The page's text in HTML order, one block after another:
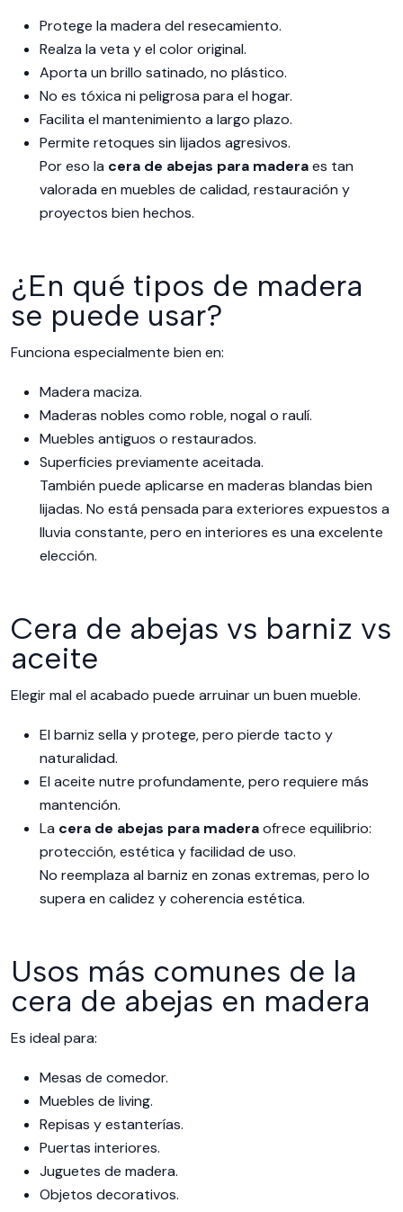
Protege la madera del resecamiento.
Realza la veta y el color original.
Aporta un brillo satinado, no plástico.
No es tóxica ni peligrosa para el hogar.
Facilita el mantenimiento a largo plazo.
Permite retoques sin lijados agresivos.
Por eso la cera de abejas para maderaes tan
valorada en muebles de calidad, restauración y
proyectos bien hechos.
¿En qué tipos de madera
se puede usar?
Funciona especialmente bien en:
Madera maciza.
Maderas nobles como roble, nogal o raulí.
Muebles antiguos o restaurados.
Superficies previamente aceitada.
También puede aplicarse en maderas blandas bien
lijadas. No está pensada para exteriores expuestos a
lluvia constante, pero en interiores es una excelente
elección.
Cera de abejas vs barniz vs
aceite
Elegir mal el acabado puede arruinar un buen mueble.
El barniz sella y protege, pero pierde tacto y
naturalidad.
El aceite nutre profundamente, pero requiere más
mantención.
La cera de abejas para maderaofrece equilibrio:
protección, estética y facilidad de uso.
No reemplaza al barniz en zonas extremas, pero lo
supera en calidez y coherencia estética.
Usos más comunes de la
cera de abejas en madera
Es ideal para:
Mesas de comedor.
Muebles de living.
Repisas y estanterías.
Puertas interiores.
Juguetes de madera.
Objetos decorativos.